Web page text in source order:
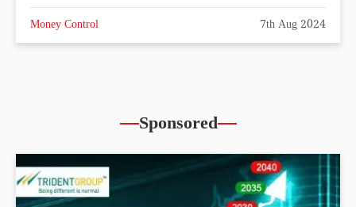
Money Control 7th Aug 2024
Sponsored